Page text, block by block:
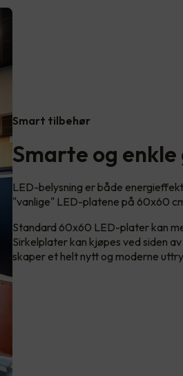
Smart tilbehør
Smarte og
LED-belysning er både
"vanlige" LED-platene på 60x60
Standard 60x60 LED-plater kan
Sirkelplater kan kjøpes ved siden
skaper et helt nytt og moderne